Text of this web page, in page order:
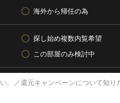
海外から帰任の為
探し始め複数内覧希望
この部屋のみ検討中